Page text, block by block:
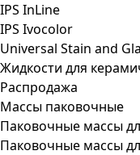
IPS InLine
IPS Ivocolor
Universal Stain and
Жидкости для
Распродажа
Массы паковочные
Паковочные массы
Паковочные массы